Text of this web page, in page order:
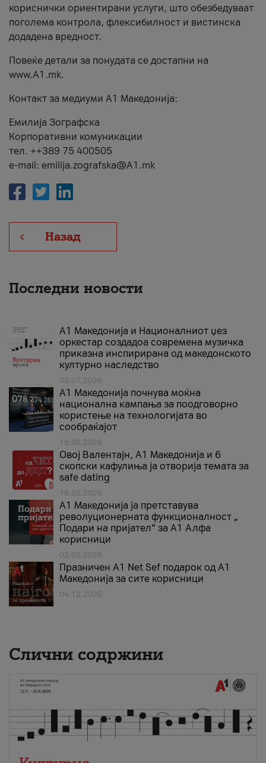
кориснички ориентирани услуги, што обезбедуваат
поголема контрола, флексибилност и вистинска
додадена вредност.
Повеќе детали за понудата се достапни на
www.А1.mk.
Контакт за медиуми А1 Македонија:
Емилија Зографска
Корпоративни комуникации
тел. ++389 75 400505
e-mail: emilija.zografska@A1.mk
Назад
Последни новости
А1 Македонија и Националниот џез
оркестар создадоа современа музичка
приказна инспирирана од македонското
културно наследство
03.07.2026
A1 Македонија почнува моќна
национална кампања за поодговорно
користење на технологијата во
сообраќајот
18.05.2026
Овој Валентајн, A1 Македонија и 6
скопски кафулиња ја отворија темата за
safe dating
16.02.2026
А1 Македонија ја претставува
револуционерната функционалност „
Подари на пријател“ за А1 Алфа
корисници
02.02.2026
Празничен A1 Net Sеf подарок од А1
Македонија за сите корисници
04.12.2025
Слични содржини